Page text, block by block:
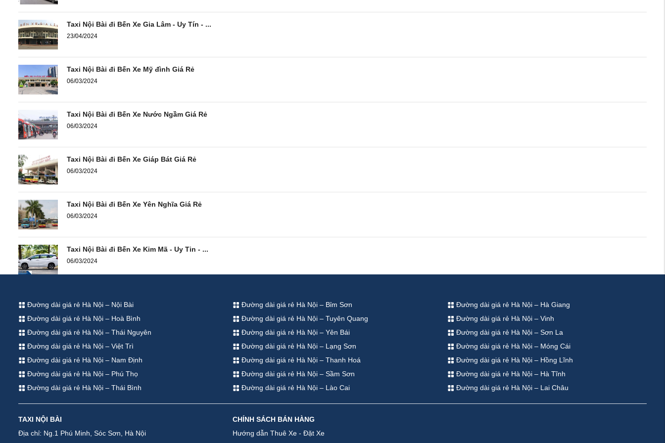
Taxi Nội Bài đi Bến Xe Gia Lâm - Uy Tín - ...
23/04/2024
Taxi Nội Bài đi Bến Xe Mỹ đình Giá Rẻ
06/03/2024
Taxi Nội Bài đi Bến Xe Nước Ngầm Giá Rẻ
06/03/2024
Taxi Nội Bài đi Bến Xe Giáp Bát Giá Rẻ
06/03/2024
Taxi Nội Bài đi Bến Xe Yên Nghĩa Giá Rẻ
06/03/2024
Taxi Nội Bài đi Bến Xe Kim Mã - Uy Tin - ...
06/03/2024
Đường dài giá rẻ Hà Nội – Nội Bài
Đường dài giá rẻ Hà Nội – Hoà Bình
Đường dài giá rẻ Hà Nội – Thái Nguyên
Đường dài giá rẻ Hà Nội – Việt Trì
Đường dài giá rẻ Hà Nội – Nam Định
Đường dài giá rẻ Hà Nội – Phú Thọ
Đường dài giá rẻ Hà Nội – Thái Bình
Đường dài giá rẻ Hà Nội – Bỉm Sơn
Đường dài giá rẻ Hà Nội – Tuyên Quang
Đường dài giá rẻ Hà Nội – Yên Bái
Đường dài giá rẻ Hà Nội – Lạng Sơn
Đường dài giá rẻ Hà Nội – Thanh Hoá
Đường dài giá rẻ Hà Nội – Sầm Sơn
Đường dài giá rẻ Hà Nội – Lào Cai
Đường dài giá rẻ Hà Nội – Hà Giang
Đường dài giá rẻ Hà Nội – Vinh
Đường dài giá rẻ Hà Nội – Sơn La
Đường dài giá rẻ Hà Nội – Móng Cái
Đường dài giá rẻ Hà Nội – Hồng Lĩnh
Đường dài giá rẻ Hà Nội – Hà Tĩnh
Đường dài giá rẻ Hà Nội – Lai Châu
TAXI NỘI BÀI
Địa chỉ: Ng.1 Phú Minh, Sóc Sơn, Hà Nội
CHÍNH SÁCH BÁN HÀNG
Hướng dẫn Thuê Xe - Đặt Xe